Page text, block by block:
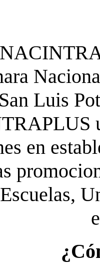
Luis
en